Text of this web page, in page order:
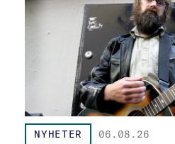
NYHETER 06.08.26